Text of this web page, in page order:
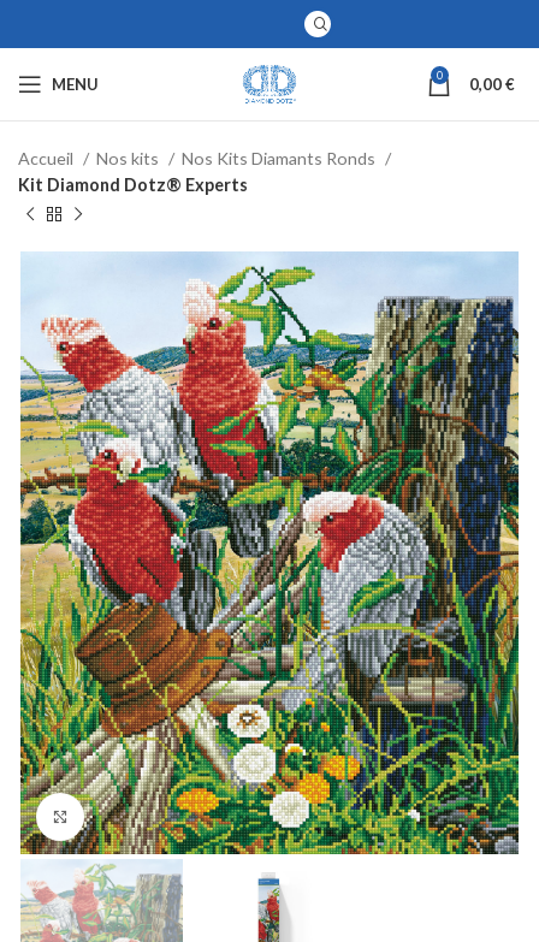
MENU 0 0,00€
Accueil Nos kits
Nos Kits Diamants Ronds
Kit Diamond Dotz® Experts
Click to enlarge